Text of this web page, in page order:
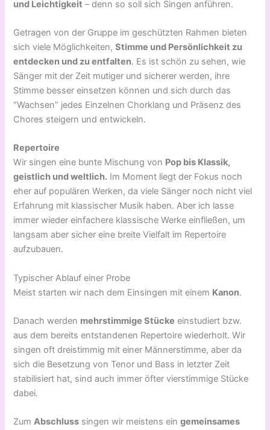
und Leichtigkeit – denn so soll sich Singen anführen.
Getragen von der Gruppe im geschützten Rahmen bieten
sich viele Möglichkeiten,Stimme und Persönlichkeit zu
entdecken und zu entfalten. Es ist schön zu sehen, wie
Sänger mit der Zeit mutiger und sicherer werden, ihre
Stimme besser einsetzen können und sich durch das
“Wachsen” jedes Einzelnen Chorklang und Präsenz des
Chores steigern und entwickeln.
Repertoire
Wir singen eine bunte Mischung von Pop bis Klassik,
geistlich und weltlich. Im Moment liegt der Fokus noch
eher auf populären Werken, da viele Sänger noch nicht viel
Erfahrung mit klassischer Musik haben. Aber ich lasse
immer wieder einfachere klassische Werke einfließen, um
langsam aber sicher eine breite Vielfalt im Repertoire
aufzubauen.
Typischer Ablauf einer Probe
Meist starten wir nach dem Einsingen mit einem Kanon.
Danach werden mehrstimmige Stücke einstudiert bzw.
aus dem bereits entstandenen Repertoire wiederholt. Wir
singen oft dreistimmig mit einer Männerstimme, aber da
sich die Besetzung von Tenor und Bass in letzter Zeit
stabilisiert hat, sind auch immer öfter vierstimmige Stücke
dabei.
ZumAbschluss singen wir meistens eingemeinsames